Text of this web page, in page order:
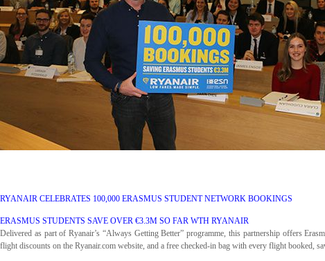
RYANAIR CELEBRATES 100,000 ERASMUS STUDENT NETWORK BOOKINGS
ERASMUS STUDENTS SAVE OVER €3.3M SO FAR WTH RYANAIR
Delivered as part of Ryanair’s “Always Getting Better” programme, this partnership offers
flight discounts on the Ryanair.com website, and a free checked-in bag with every flight booked,